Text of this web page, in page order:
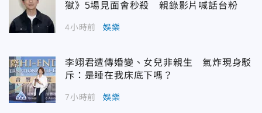
獄》5場見面會秒殺 親錄影片喊話台粉
4小時前 娛樂
李翊君遭傳婚變、女兒非親生 氣炸現身駁
斥：是睡在我床底下嗎？
7小時前 娛樂